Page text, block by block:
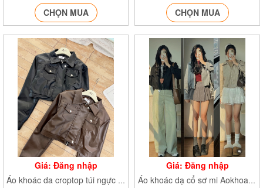
CHỌN MUA CHỌN MUA
Giá: Đăng nhập
Áo khoác da croptop túi ngực Khoacdacrt230
Giá: Đăng nhập
Áo khoác dạ cổ sơ mi AokhoacE338